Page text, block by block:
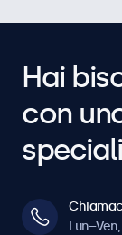
Hai
con